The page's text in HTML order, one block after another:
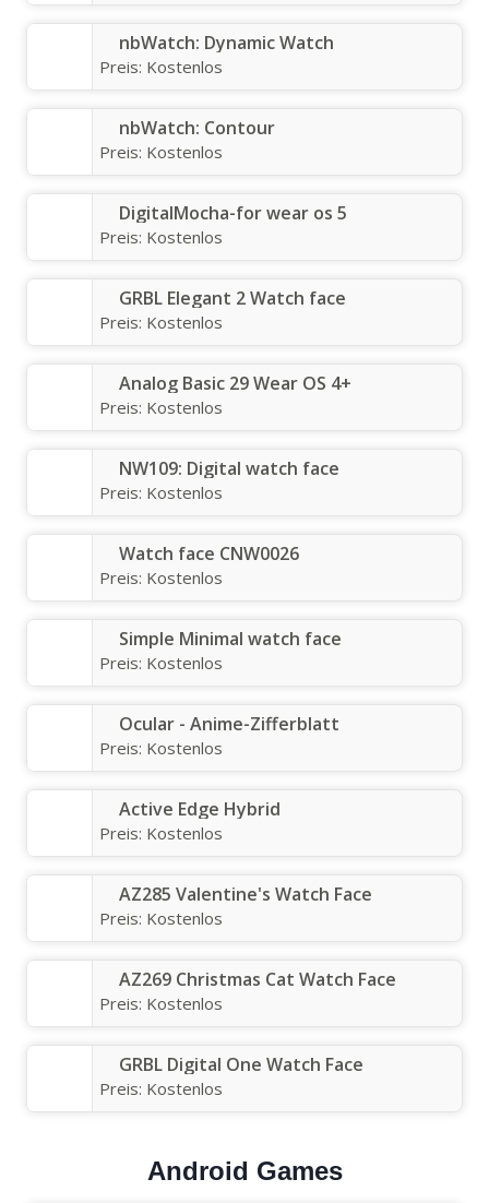
nbWatch: Dynamic Watch
Preis: Kostenlos
nbWatch: Contour
Preis: Kostenlos
DigitalMocha-for wear os 5
Preis: Kostenlos
GRBL Elegant 2 Watch face
Preis: Kostenlos
Analog Basic 29 Wear OS 4+
Preis: Kostenlos
NW109: Digital watch face
Preis: Kostenlos
Watch face CNW0026
Preis: Kostenlos
Simple Minimal watch face
Preis: Kostenlos
Ocular - Anime-Zifferblatt
Preis: Kostenlos
Active Edge Hybrid
Preis: Kostenlos
AZ285 Valentine's Watch Face
Preis: Kostenlos
AZ269 Christmas Cat Watch Face
Preis: Kostenlos
GRBL Digital One Watch Face
Preis: Kostenlos
Android Games